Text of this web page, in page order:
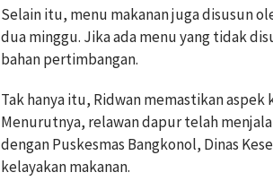
Selain itu, menu makanan juga disusun
dua minggu. Jika ada menu yang tidak
bahan pertimbangan.
Tak hanya itu, Ridwan memastikan
Menurutnya, relawan dapur telah
dengan Puskesmas Bangkonol, Dinas
kelayakan makanan.